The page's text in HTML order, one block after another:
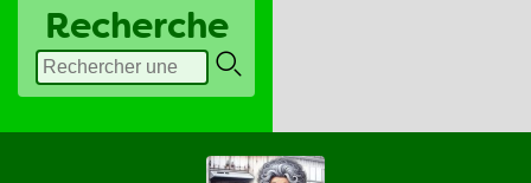
Recherche